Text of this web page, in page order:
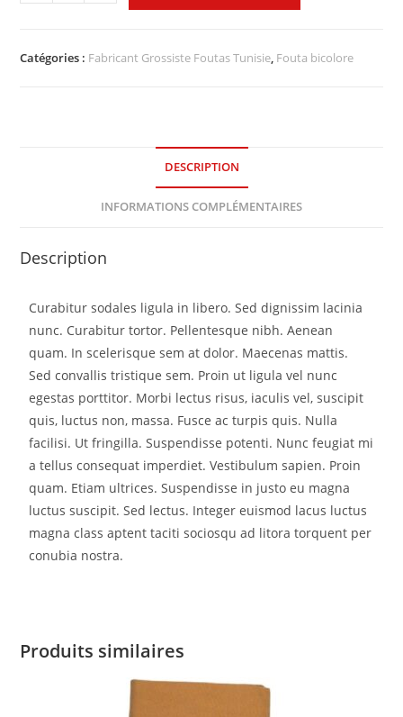
Catégories : Fabricant Grossiste Foutas Tunisie, Fouta bicolore
DESCRIPTION
INFORMATIONS COMPLÉMENTAIRES
Description
Curabitur sodales ligula in libero. Sed dignissim lacinia
nunc. Curabitur tortor. Pellentesque nibh. Aenean
quam. In scelerisque sem at dolor. Maecenas mattis.
Sed convallis tristique sem. Proin ut ligula vel nunc
egestas porttitor. Morbi lectus risus, iaculis vel, suscipit
quis, luctus non, massa. Fusce ac turpis quis. Nulla
facilisi. Ut fringilla. Suspendisse potenti. Nunc feugiat mi
a tellus consequat imperdiet. Vestibulum sapien. Proin
quam. Etiam ultrices. Suspendisse in justo eu magna
luctus suscipit. Sed lectus. Integer euismod lacus luctus
magna class aptent taciti sociosqu ad litora torquent per
conubia nostra.
Produits similaires